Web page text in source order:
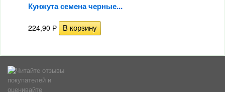
Кунжута семена черные...
224,90 Р